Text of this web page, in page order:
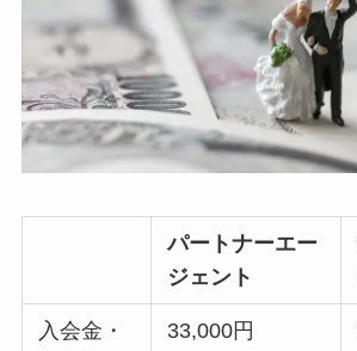
パートナーエー
ジェント
入会金・
33,000円